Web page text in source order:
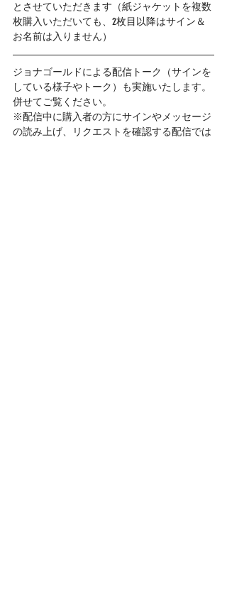
とさせていただきます（紙ジャケットを複数
枚購入いただいても、2枚目以降はサイン＆
お名前は入りません）
ジョナゴールドによる配信トーク（サインを
している様子やトーク）も実施いたします。
併せてご覧ください。
※配信中に購入者の方にサインやメッセージ
の読み上げ、リクエストを確認する配信では